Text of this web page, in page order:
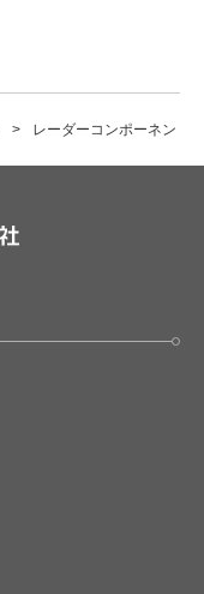
レーダーコンポーネント